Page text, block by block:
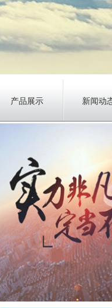
产品展示 新闻动